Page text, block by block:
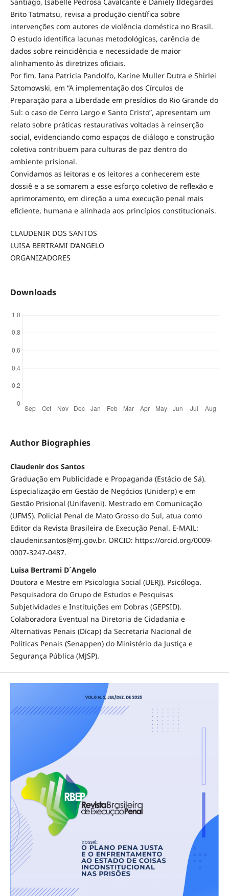
Brito Tatmatsu, revisa a produção científica sobre
intervenções com autores de violência doméstica no Brasil.
O estudo identifica lacunas metodológicas, carência de
dados sobre reincidência e necessidade de maior
alinhamento às diretrizes oficiais.
Por fim, Iana Patrícia Pandolfo, Karine Muller Dutra e Shirlei
Sztomowski, em “A implementação dos Círculos de
Preparação para a Liberdade em presídios do Rio Grande do
Sul: o caso de Cerro Largo e Santo Cristo”, apresentam um
relato sobre práticas restaurativas voltadas à reinserção
social, evidenciando como espaços de diálogo e construção
coletiva contribuem para culturas de paz dentro do
ambiente prisional.
Convidamos as leitoras e os leitores a conhecerem este
dossiê e a se somarem a esse esforço coletivo de reflexão e
aprimoramento, em direção a uma execução penal mais
eficiente, humana e alinhada aos princípios constitucionais.
CLAUDENIR DOS SANTOS
LUISA BERTRAMI D’ANGELO
ORGANIZADORES
Downloads
Author Biographies
Claudenir dos Santos
Graduação em Publicidade e Propaganda (Estácio de Sá).
Especialização em Gestão de Negócios (Uniderp) e em
Gestão Prisional (Unifaveni). Mestrado em Comunicação
(UFMS). Policial Penal de Mato Grosso do Sul, atua como
Editor da Revista Brasileira de Execução Penal. E-MAIL:
claudenir.santos@mj.gov.br. ORCID: https://orcid.org/0009-
0007-3247-0487.
Luisa Bertrami D´Angelo
Doutora e Mestre em Psicologia Social (UERJ). Psicóloga.
Pesquisadora do Grupo de Estudos e Pesquisas
Subjetividades e Instituições em Dobras (GEPSID).
Colaboradora Eventual na Diretoria de Cidadania e
Alternativas Penais (Dicap) da Secretaria Nacional de
Políticas Penais (Senappen) do Ministério da Justiça e
Segurança Pública (MJSP).